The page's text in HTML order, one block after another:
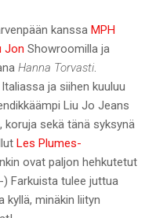
kanssa MPH
Jon Showroomilla ja
Hanna Torvasti
ja siihen kuuluu
Liu Jo Jeans
koruja sekä tänä syksynä
Les Plumes-
ovat paljon hehkutetut
Farkuista tulee juttua
kyllä, minäkin liityn